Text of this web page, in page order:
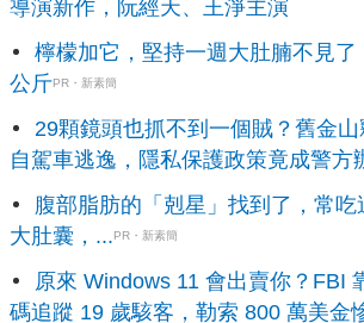
導演新作，阮經天、王淨主演
檸檬加它，堅持一週大肚腩不見了
公斤PR・新素簡
29顆鏡頭也抓不到一個賊？舊金
自駕車逃逸，隱私保護政策竟成警方
腹部脂肪的「剋星」找到了，常吃
大肚囊，...PR・新素簡
原來 Windows 11 會出賣你？FBI
碼追蹤 19 歲駭客，勒索 800 萬美金